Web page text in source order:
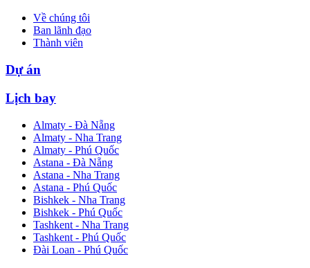
Về chúng tôi
Ban lãnh đạo
Thành viên
Dự án
Lịch bay
Almaty - Đà Nẵng
Almaty - Nha Trang
Almaty - Phú Quốc
Astana - Đà Nẵng
Astana - Nha Trang
Astana - Phú Quốc
Bishkek - Nha Trang
Bishkek - Phú Quốc
Tashkent - Nha Trang
Tashkent - Phú Quốc
Đài Loan - Phú Quốc